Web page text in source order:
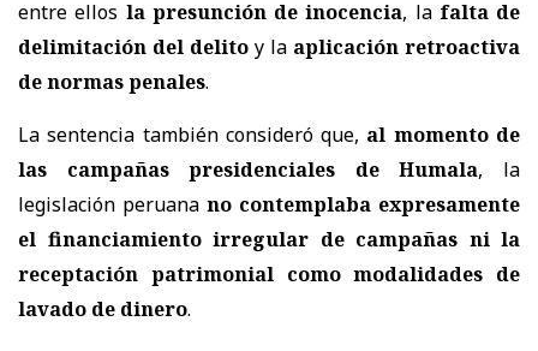
entre ellos la presunción de inocencia, la falta de
delimitación del delito y la aplicación retroactiva
de normas penales.
La sentencia también consideró que, al momento de
las campañas presidenciales de Humala, la
legislación peruana no contemplaba expresamente
el financiamiento irregular de campañas ni la
receptación patrimonial como modalidades de
lavado de dinero.